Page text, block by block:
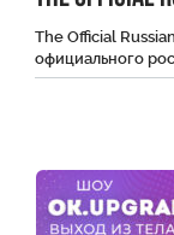
The Official
официального
радиостанций по
Клипы на 40